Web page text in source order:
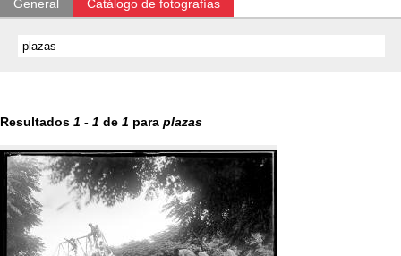
General Catálogo de fotografías
Resultados 1 - 1 de 1 para plazas